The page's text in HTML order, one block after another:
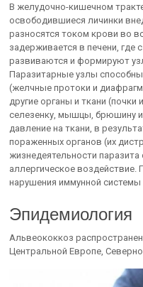
В желудочно-кишечном
освободившиеся личинки
разносятся током крови во
задерживается в печени, где
развиваются и формируют
Паразитарные узлы
(желчные протоки и
другие органы и ткани (почки
селезенку, мышцы, брюшину
давление на ткани, в
пораженных органов (их
жизнедеятельности
аллергическое
нарушения иммунной системы
Эпидемиология
Альвеококкоз
Центральной Европе,